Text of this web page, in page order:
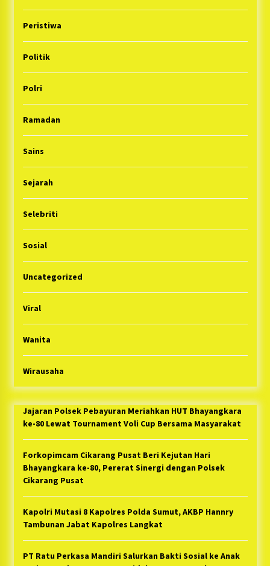
Peristiwa
Politik
Polri
Ramadan
Sains
Sejarah
Selebriti
Sosial
Uncategorized
Viral
Wanita
Wirausaha
Jajaran Polsek Pebayuran Meriahkan HUT Bhayangkara
ke-80 Lewat Tournament Voli Cup Bersama Masyarakat
Forkopimcam Cikarang Pusat Beri Kejutan Hari
Bhayangkara ke-80, Pererat Sinergi dengan Polsek
Cikarang Pusat
Kapolri Mutasi 8 Kapolres Polda Sumut, AKBP Hannry
Tambunan Jabat Kapolres Langkat
PT Ratu Perkasa Mandiri Salurkan Bakti Sosial ke Anak